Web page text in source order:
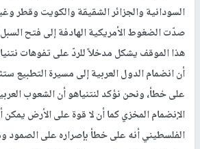
السودانية والجزائر الشقيقة والكويت وقطر
صدّت الضغوط الأمريكية الهادفة إلى فتح
هذا الموقف يشكل مدخلاً للردّ على تفوهات
أن انضمام الدول العربية إلى مسيرة التطبيع
على خطأ، ونحن نؤكد لنتنياهو أن الشعوب
الإنضمام المخزي كما أن لا قوة على الأرض
الفلسطيني أنه على خطأ بإصراره على الصمود